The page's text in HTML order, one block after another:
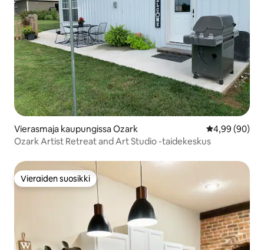
Vierasmaja kaupungissa Ozark
4,99 (90)
Ozark Artist Retreat and Art Studio -taidekeskus
Vieraiden suosikki
Vieraiden suosikki